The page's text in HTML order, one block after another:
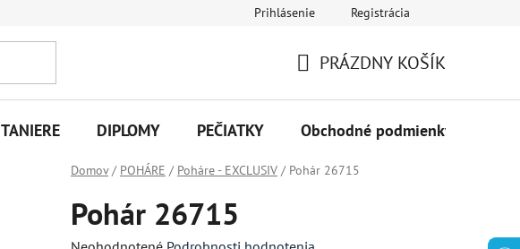
Prihlásenie Registrácia
KOŠÍK
PRÁZDNY KOŠÍK
TANIERE DIPLOMY PEČIATKY Obchodné podmienky
Domov / POHÁRE / Poháre - EXCLUSIV / Pohár 26715
Pohár 26715